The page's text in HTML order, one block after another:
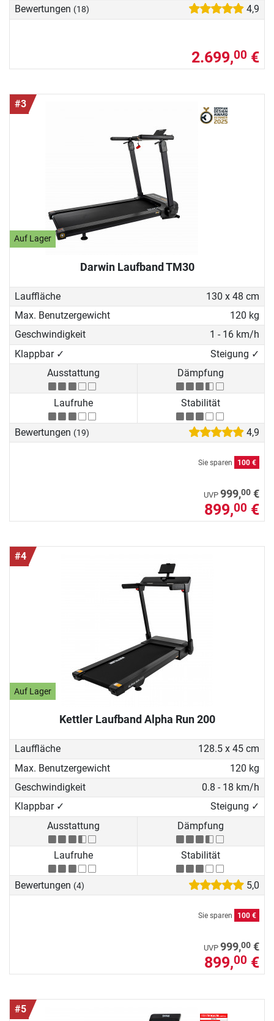
Bewertungen (18) 4,9
2.699,00 €
#3
Auf Lager
Darwin Laufband TM30
Lauffläche
130 x 48 cm
Max. Benutzergewicht
120 kg
Geschwindigkeit
1 - 16 km/h
Klappbar ✓
Steigung ✓
Ausstattung
Dämpfung
Laufruhe Stabilität
Bewertungen (19) 4,9
Sie sparen 100 €
UVP 999,00 €
899,00 €
#4
Auf Lager
Kettler Laufband Alpha Run 200
Lauffläche
128.5 x 45 cm
Max. Benutzergewicht
120 kg
Geschwindigkeit
0.8 - 18 km/h
Klappbar ✓
Steigung ✓
Ausstattung
Dämpfung
Laufruhe Stabilität
Bewertungen (4) 5,0
Sie sparen 100 €
UVP 999,00 €
899,00 €
#5